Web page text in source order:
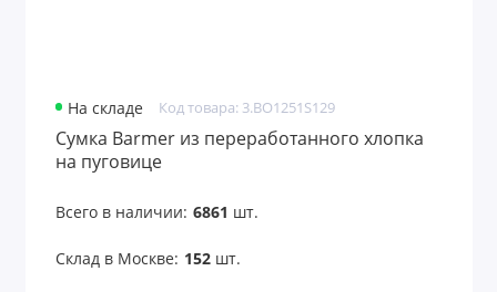
На складе Код товара: 3.BO1251S129
Сумка Barmer из переработанного хлопка
на пуговице
Всего в наличии: 6861 шт.
Склад в Москве: 152шт.